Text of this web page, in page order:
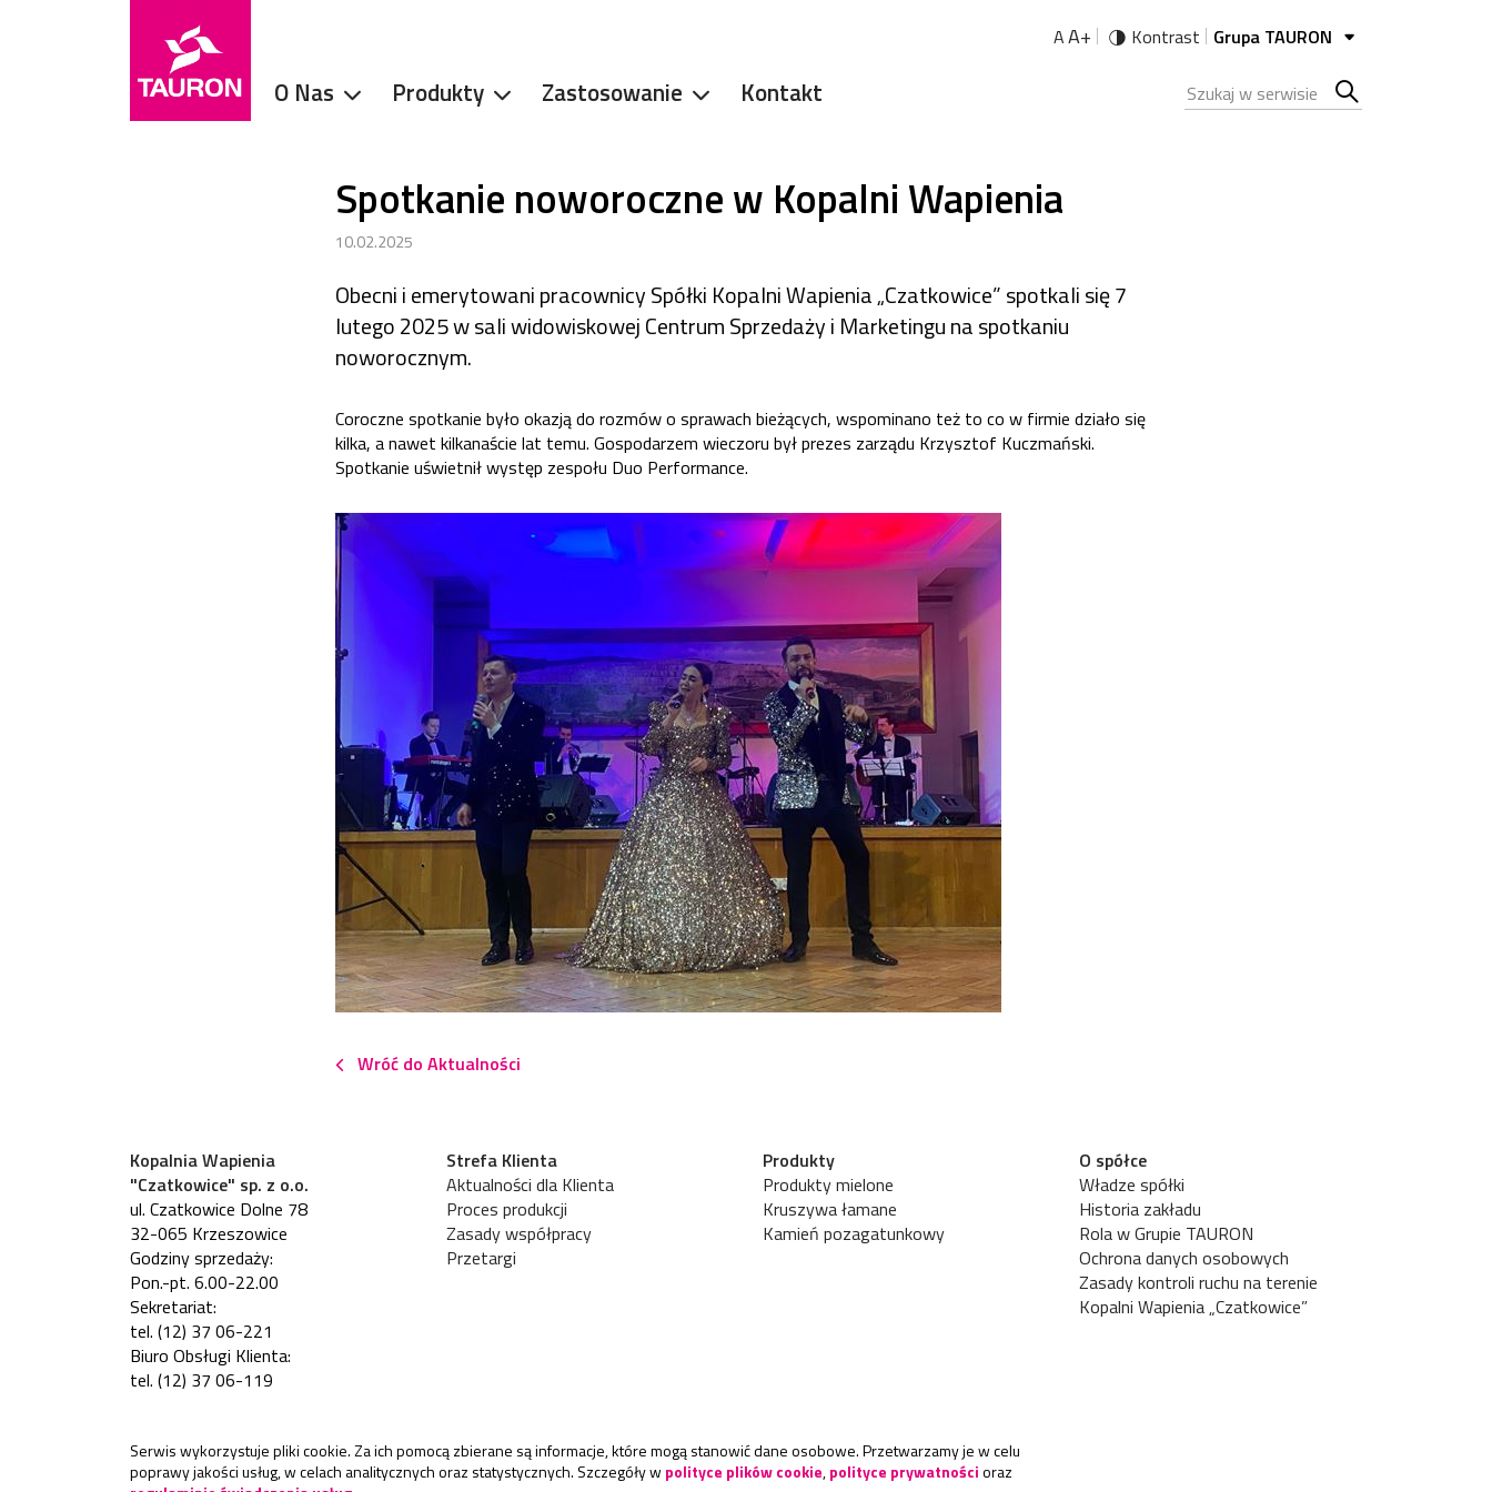
Grupa TAURON
O Nas Produkty Zastosowanie Kontakt
AA+ Kontrast
Spotkanie noworoczne w Kopalni Wapienia
10.02.2025
Obecni i emerytowani pracownicy Spółki Kopalni Wapienia „Czatkowice” spotkali się 7
lutego 2025 w sali widowiskowej Centrum Sprzedaży i Marketingu na spotkaniu
noworocznym.
Coroczne spotkanie było okazją do rozmów o sprawach bieżących, wspominano też to co w firmie działo się
kilka, a nawet kilkanaście lat temu. Gospodarzem wieczoru był prezes zarządu Krzysztof Kuczmański.
Spotkanie uświetnił występ zespołu Duo Performance.
Wróć do Aktualności
Kopalnia Wapienia
"Czatkowice" sp. z o.o.
ul. Czatkowice Dolne 78
32-065 Krzeszowice
Godziny sprzedaży:
Pon.-pt. 6.00-22.00
Sekretariat:
tel. (12) 37 06-221
Biuro Obsługi Klienta:
tel. (12) 37 06-119
Strefa Klienta
Aktualności dla Klienta
Proces produkcji
Zasady współpracy
Przetargi
Produkty
Produkty mielone
Kruszywa łamane
Kamień pozagatunkowy
O spółce
Władze spółki
Historia zakładu
Rola w Grupie TAURON
Ochrona danych osobowych
Zasady kontroli ruchu na terenie
Kopalni Wapienia „Czatkowice”
Serwis wykorzystuje pliki cookie. Za ich pomocą zbierane są informacje, które mogą stanowić dane osobowe. Przetwarzamy je w celu
poprawy jakości usług, w celach analitycznych oraz statystycznych. Szczegóły wpolityce plików cookie,polityce prywatnościoraz